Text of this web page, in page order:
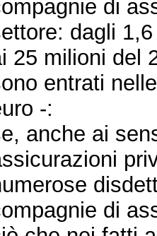
di
dagli
25 milioni del
entrati
-:
anche ai
di